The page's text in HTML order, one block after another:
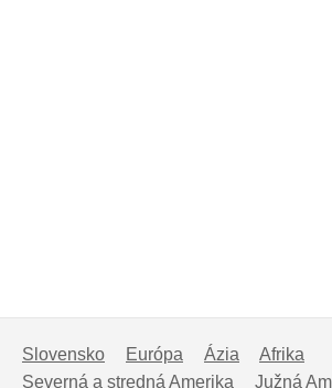
Slovensko Európa Ázia
Afrika
Severná a stredná Amerika
Južná